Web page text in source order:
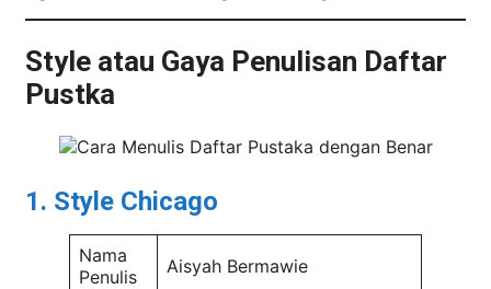
Style atau Gaya Penulisan Daftar
Pustka
1. Style Chicago
Nama
Penulis
Aisyah Bermawie